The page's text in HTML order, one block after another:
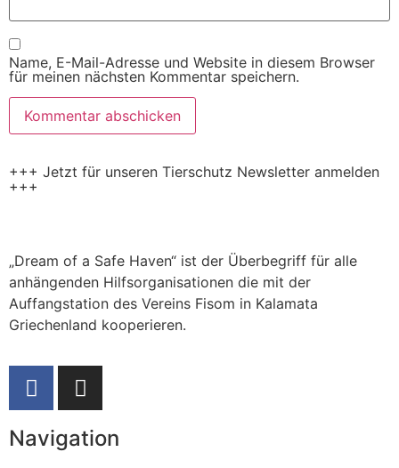
Name, E-Mail-Adresse und Website in diesem Browser
für meinen nächsten Kommentar speichern.
+++ Jetzt für unseren Tierschutz Newsletter anmelden
+++
„Dream of a Safe Haven“ ist der Überbegriff für alle
anhängenden Hilfsorganisationen die mit der
Auffangstation des Vereins Fisom in Kalamata
Griechenland kooperieren.
Navigation